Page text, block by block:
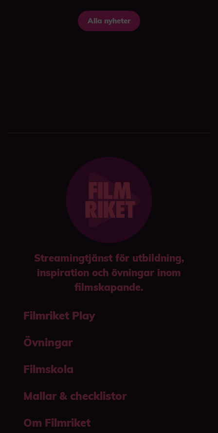
Alla nyheter
Streamingtjänst för utbildning,
inspiration och övningar inom
filmskapande.
Filmriket Play
Övningar
Filmskola
Mallar & checklistor
Om Filmriket